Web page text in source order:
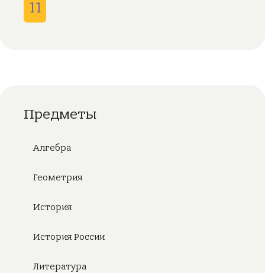
11
Предметы
Алгебра
Геометрия
История
История России
Литература